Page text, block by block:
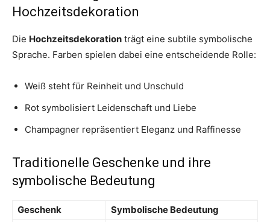
Hochzeitsdekoration
Die Hochzeitsdekoration trägt eine subtile symbolische
Sprache. Farben spielen dabei eine entscheidende Rolle:
Weiß steht für Reinheit und Unschuld
Rot symbolisiert Leidenschaft und Liebe
Champagner repräsentiert Eleganz und Raffinesse
Traditionelle Geschenke und ihre
symbolische Bedeutung
Geschenk
Symbolische Bedeutung